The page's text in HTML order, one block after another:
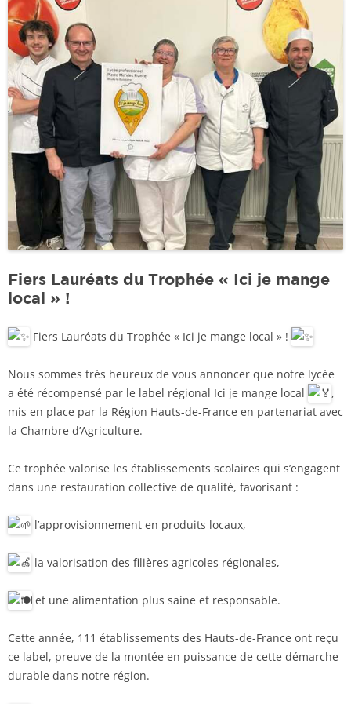
Fiers Lauréats du Trophée « Ici je mange
local » !
Fiers Lauréats du Trophée « Ici je mange local » !
Nous sommes très heureux de vous annoncer que notre lycée
a été récompensé par le label régional Ici je mange local
,
mis en place par la Région Hauts-de-France en partenariat avec
la Chambre d’Agriculture.
Ce trophée valorise les établissements scolaires qui s’engagent
dans une restauration collective de qualité, favorisant :
l’approvisionnement en produits locaux,
la valorisation des filières agricoles régionales,
et une alimentation plus saine et responsable.
Cette année, 111 établissements des Hauts-de-France ont reçu
ce label, preuve de la montée en puissance de cette démarche
durable dans notre région.